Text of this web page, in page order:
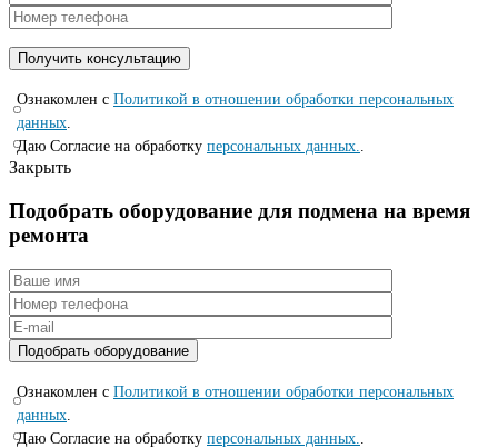
Ознакомлен с Политикой в отношении обработки персональных
данных.
Даю Согласие на обработку персональных данных..
Закрыть
Подобрать оборудование для подмена на время
ремонта
Ознакомлен с Политикой в отношении обработки персональных
данных
Даю Согласие на обработку персональных данных.